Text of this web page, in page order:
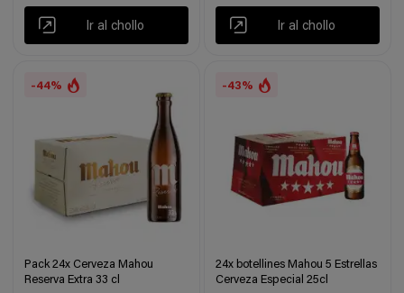
Ir al chollo Ir al chollo
-44%
Pack 24x Cerveza Mahou
Reserva Extra 33 cl
-43%
24x botellines Mahou 5 Estrellas
Cerveza Especial 25cl